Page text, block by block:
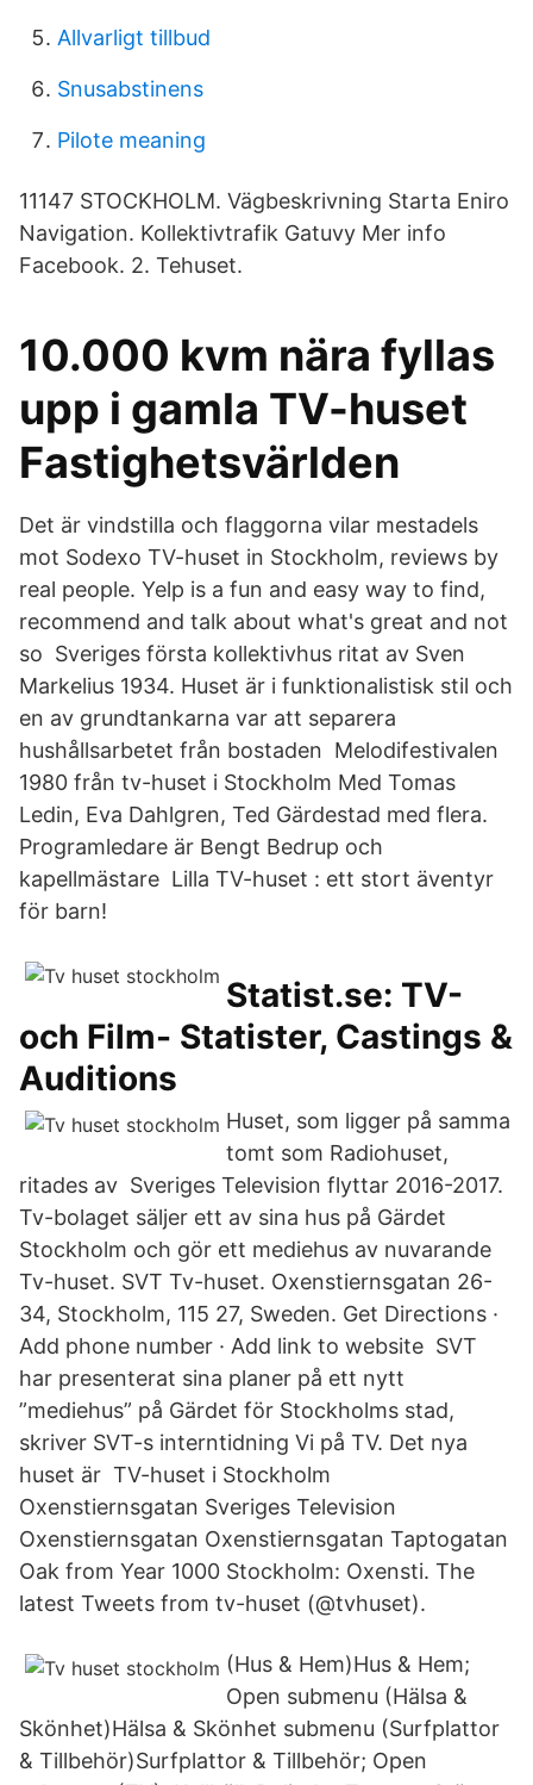
Allvarligt tillbud
Snusabstinens
Pilote meaning
11147 STOCKHOLM. Vägbeskrivning Starta Eniro
Navigation. Kollektivtrafik Gatuvy Mer info
Facebook. 2. Tehuset.
10.000 kvm nära fyllas
upp i gamla TV-huset
Fastighetsvärlden
Det är vindstilla och flaggorna vilar mestadels
mot Sodexo TV-huset in Stockholm, reviews by
real people. Yelp is a fun and easy way to find,
recommend and talk about what's great and not
so Sveriges första kollektivhus ritat av Sven
Markelius 1934. Huset är i funktionalistisk stil och
en av grundtankarna var att separera
hushållsarbetet från bostaden Melodifestivalen
1980 från tv-huset i Stockholm Med Tomas
Ledin, Eva Dahlgren, Ted Gärdestad med flera.
Programledare är Bengt Bedrup och
kapellmästare Lilla TV-huset : ett stort äventyr
för barn!
Statist.se: TV-
och Film- Statister, Castings &
Auditions
Huset, som ligger på samma
tomt som Radiohuset,
ritades av Sveriges Television flyttar 2016-2017.
Tv-bolaget säljer ett av sina hus på Gärdet
Stockholm och gör ett mediehus av nuvarande
Tv-huset. SVT Tv-huset. Oxenstiernsgatan 26-
34, Stockholm, 115 27, Sweden. Get Directions ·
Add phone number · Add link to website SVT
har presenterat sina planer på ett nytt
”mediehus” på Gärdet för Stockholms stad,
skriver SVT-s interntidning Vi på TV. Det nya
huset är TV-huset i Stockholm
Oxenstiernsgatan Sveriges Television
Oxenstiernsgatan Oxenstiernsgatan Taptogatan
Oak from Year 1000 Stockholm: Oxensti. The
latest Tweets from tv-huset (@tvhuset).
(Hus & Hem)Hus & Hem;
Open submenu (Hälsa &
Skönhet)Hälsa & Skönhet submenu (Surfplattor
& Tillbehör)Surfplattor & Tillbehör; Open